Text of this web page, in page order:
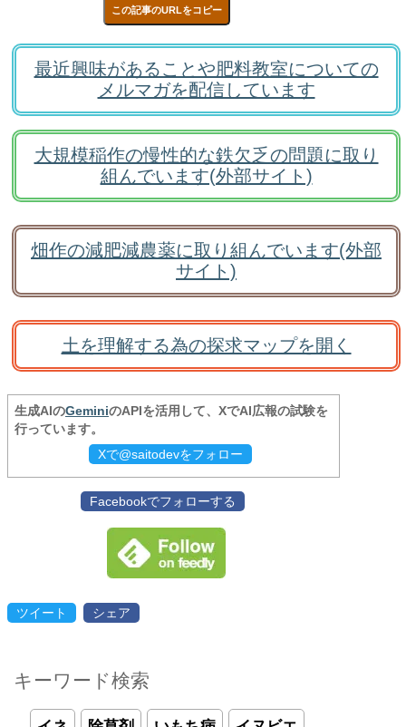
この記事のURLをコピー
最近興味があることや肥料教室についての
メルマガを配信しています
大規模稲作の慢性的な鉄欠乏の問題に取り
組んでいます(外部サイト)
畑作の減肥減農薬に取り組んでいます(外部
サイト)
土を理解する為の探求マップを開く
生成AIのGeminiのAPIを活用して、XでAI広報の試験を
行っています。
Xで@saitodevをフォロー
Facebookでフォローする
ツイート シェア
キーワード検索